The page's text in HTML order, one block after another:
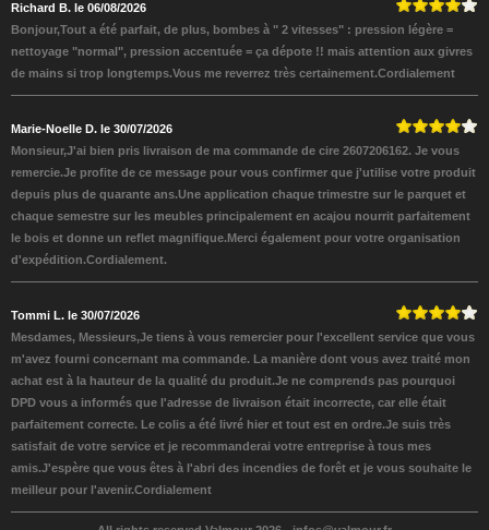
Richard B. le 06/08/2026
Bonjour,Tout a été parfait, de plus, bombes à " 2 vitesses" : pression légère =
nettoyage "normal", pression accentuée = ça dépote !! mais attention aux givres
de mains si trop longtemps.Vous me reverrez très certainement.Cordialement
Marie-Noelle D. le 30/07/2026
Monsieur,J'ai bien pris livraison de ma commande de cire 2607206162. Je vous
remercie.Je profite de ce message pour vous confirmer que j'utilise votre produit
depuis plus de quarante ans.Une application chaque trimestre sur le parquet et
chaque semestre sur les meubles principalement en acajou nourrit parfaitement
le bois et donne un reflet magnifique.Merci également pour votre organisation
d'expédition.Cordialement.
Tommi L. le 30/07/2026
Mesdames, Messieurs,Je tiens à vous remercier pour l'excellent service que vous
m'avez fourni concernant ma commande. La manière dont vous avez traité mon
achat est à la hauteur de la qualité du produit.Je ne comprends pas pourquoi
DPD vous a informés que l'adresse de livraison était incorrecte, car elle était
parfaitement correcte. Le colis a été livré hier et tout est en ordre.Je suis très
satisfait de votre service et je recommanderai votre entreprise à tous mes
amis.J'espère que vous êtes à l'abri des incendies de forêt et je vous souhaite le
meilleur pour l'avenir.Cordialement